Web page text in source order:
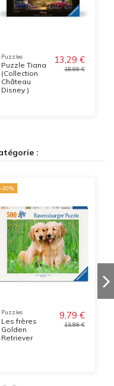
Puzzles
Puzzle Tiana
(Collection
Château
Disney )
13,29 €
18,99 €
:
-30%
Puzzles
Les frères
Golden
Retriever
9,79 €
13,99 €